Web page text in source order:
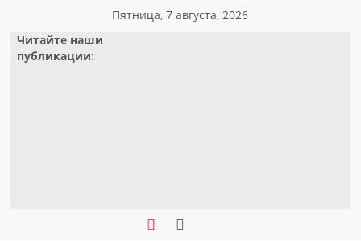
content
Пятница, 7 августа, 2026
Читайте наши
публикации: